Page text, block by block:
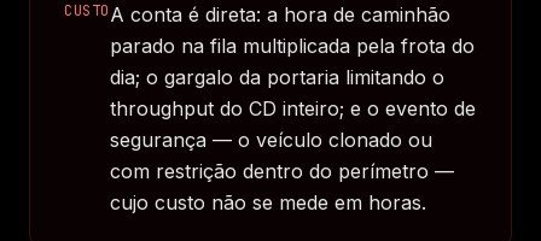
CUSTOA conta é direta: a hora de caminhão
parado na fila multiplicada pela frota do
dia; o gargalo da portaria limitando o
throughput do CD inteiro; e o evento de
segurança — o veículo clonado ou
com restrição dentro do perímetro —
cujo custo não se mede em horas.